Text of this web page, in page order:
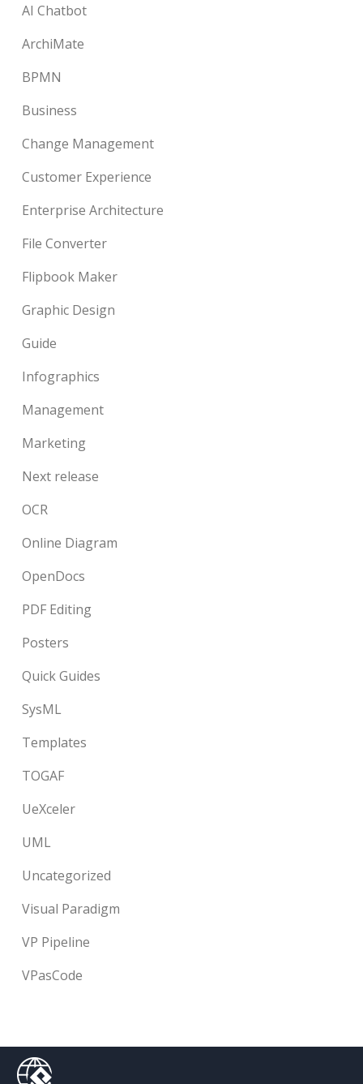
AI Chatbot
ArchiMate
BPMN
Business
Change Management
Customer Experience
Enterprise Architecture
File Converter
Flipbook Maker
Graphic Design
Guide
Infographics
Management
Marketing
Next release
OCR
Online Diagram
OpenDocs
PDF Editing
Posters
Quick Guides
SysML
Templates
TOGAF
UeXceler
UML
Uncategorized
Visual Paradigm
VP Pipeline
VPasCode